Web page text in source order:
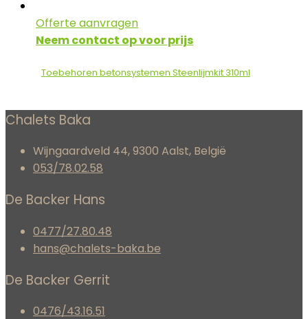
Offerte aanvragen
Neem contact op voor prijs
Toebehoren betonsystemen Steenlijmkit 310ml
Chalets Baka
Wijngaardveld 44, 9300 Aalst, België
053/78.02.58
De Backer Hans
0477/27.80.48
hans@chalets-baka.be
De Backer Gerrit
0476/43.16.51